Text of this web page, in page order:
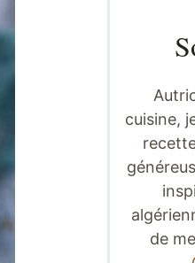
cuisine,
de